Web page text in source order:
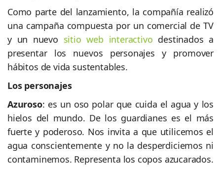
Como parte del lanzamiento, la compañía realizó
una campaña compuesta por un comercial de TV
y un nuevo sitio web interactivo destinados a
presentar los nuevos personajes y promover
hábitos de vida sustentables.
Los personajes
Azuroso: es un oso polar que cuida el agua y los
hielos del mundo. De los guardianes es el más
fuerte y poderoso. Nos invita a que utilicemos el
agua conscientemente y no la desperdiciemos ni
contaminemos. Representa los copos azucarados.